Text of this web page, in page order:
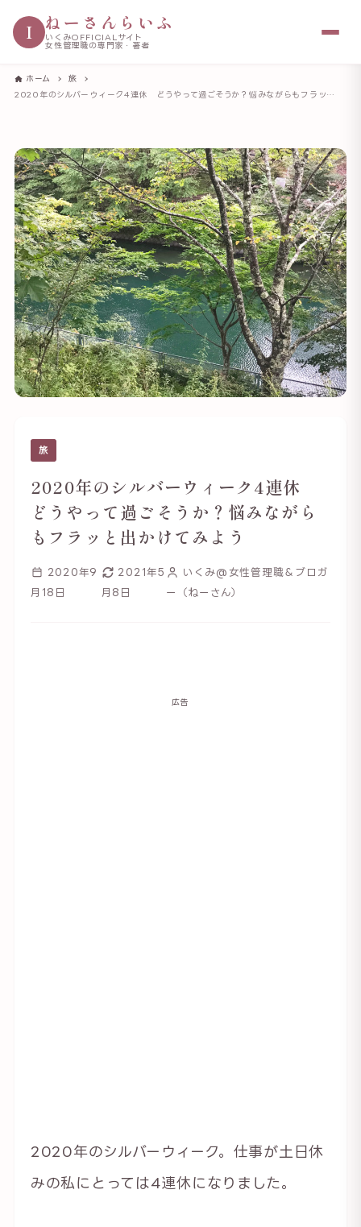
I ねーさんらいふ
いくみOFFICIALサイト
女性管理職の専門家・著者
ホーム
旅
2020年のシルバーウィーク4連休 どうやって過ごそうか？悩みながらもフラッと出かけてみよう
旅
2020年のシルバーウィーク4連休
どうやって過ごそうか？悩みながら
もフラッと出かけてみよう
2020年9
月18日
2021年5
月8日
いくみ@女性管理職＆ブロガ
ー（ねーさん）
広告
2020年のシルバーウィーク。仕事が土日休
みの私にとっては4連休になりました。